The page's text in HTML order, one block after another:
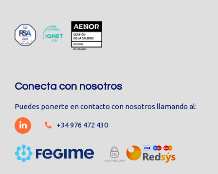
Conecta con nosotros
Puedes ponerte en contacto con nosotros llamando al:
+34 976 472 430